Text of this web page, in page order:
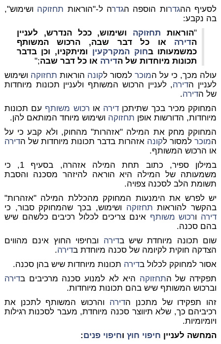
לסעיף ההגדרות הוספה הגדרה ל-"הוראות תחזוקה ושימוש",
בה נקבע:
"הוראות תחזוקה ושימוש, ככל הנדרש, לעניין
הדירה או כל דבר שבה, הרכוש המשותף
כמשמעותו בחוק המקרקעין ומיתקניו, וכן בדבר
תכונות מיוחדות של הדירה או כל דבר שבה;"
עולה מכך, כי על המוכרלמסור לקונה הוראות תחזוקה ושימוש
לעניין הדירה, לעניין הרכוש המשותף ולעניין תכונות מיוחדות
של הדירה.
המחוקק מכיר בכך שתיתכן דירה או רכוש משותף עם תכונות
מיוחדות, הדורשות אופן תחזוקה ושימוש מיוחד המותאם להן.
המחוקק מחק את המילה "אזהרות" מהחוק, ולא קבע כי על
המוכרלמסור לקונה אזהרות בדבר תכונות מיוחדות של הדירה
או הרכוש המשותף.
במילון ספיר, כתוב תחת המילה אזהרה, בסעיף 1, כי
משמעותה של המילה היא הוראה להיזהר מסכנה והסבת
תשומת הלב לסכנה צפויה.
יש לפרש את הימנעות המחוקק מהכללת המילה "אזהרות"
בהקשר להוראות תחזוקה ושימוש, בכך שהמחוקק סבור, כי
דירה ורכוש משותף אינם צריכים לכלול רכיבים כלשהם שיש
בהם סכנה.
שום תכונה מיוחדת שיש בדירה ובחיפוי החוץ אינם מהווים
הצדקה חוקית לקיומה של סכנה מיוחדת בדירה.
אסור למחוקק לכלול בדירה תכונות מיוחדות שיש בהן סכנה.
תפקידה של התחזוקה היא לא למנוע סכנה מרכיבים בדירה
וברכוש המשותף שיש בהם תכונות מיוחדות.
זהו תפקידו של מתכנן הדירה והרכוש המשותף לתכנן את
רכיביהם כך, שלא תיווצר סכנה מיוחדת, מעבר לסכנות רגילות
ויומיומיות.
המחשה לעניין חיפוי חוץוחיפוי פנים: